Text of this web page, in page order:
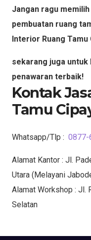
Jangan ragu
pembuatan ruang
Interior Ruang Tamu
sekarang juga
penawaran terbaik!
Kontak
Tamu
Whatsapp/Tlp : 0877-
Alamat Kantor : Jl.
Utara (Melayani
Alamat Workshop : Jl.
Selatan